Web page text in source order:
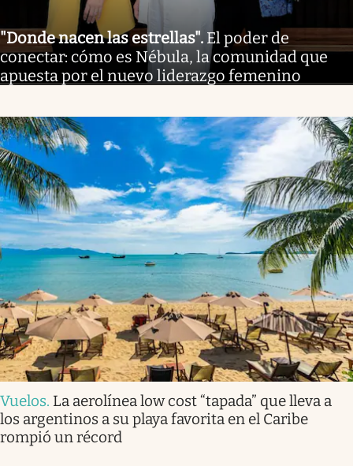
"Donde nacen las estrellas". El poder de
conectar: cómo es Nébula, la comunidad que
apuesta por el nuevo liderazgo femenino
Vuelos. La aerolínea low cost “tapada” que lleva a
los argentinos a su playa favorita en el Caribe
rompió un récord